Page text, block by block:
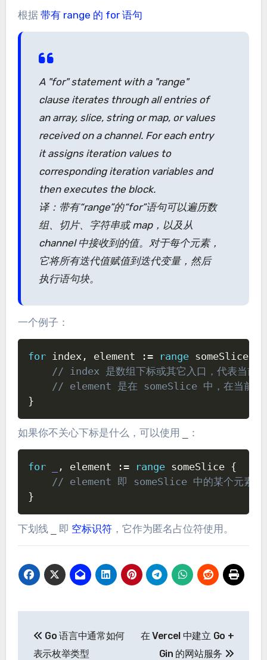
根据 带有 range 的 for 语句
A "for" statement with a "range"
clause iterates through all entries of
an array, slice, string or map, or values
received on a channel. For each entry
it assigns iteration values to
corresponding iteration variables and
then executes the block.
译：带有“range”的“for”语句可以遍历数
组、切片、字符串或 map，以及从
channel 中接收到的值。对于每个元素，
它将所有迭代值赋值到迭代变量，然后
执行语句块。
一个例子：
for index , element := range someSlice
// index 是数组下标或其它入口，代表当前
// element 是在 someSlice 中，在当前位
}
Copy
如果你不关心下标是什么，可以使用 ：
for , element := range someSlice {
// element 即 someSlice 中的某个元素
}
Copy
下划线 即 空标识符，它作为匿名占位符使用。
章
Go 语言中通常如何
表示枚举类型
在 Vercel 中建立 Go +
Gin 的网站服务